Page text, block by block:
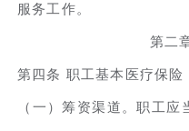
服务工作。
第二
第四条 职工基本医疗保险
（一）筹资渠道。职工